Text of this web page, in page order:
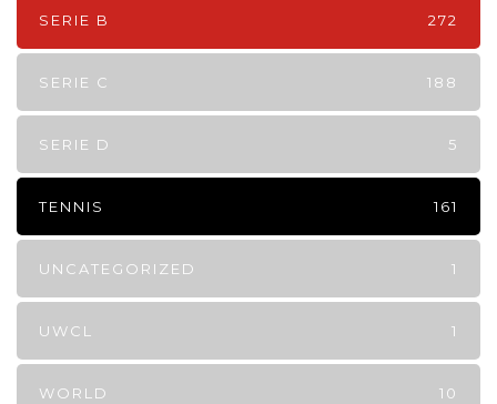
SERIE B 272
SERIE C 188
SERIE D 5
TENNIS 161
UNCATEGORIZED 1
UWCL 1
WORLD 10